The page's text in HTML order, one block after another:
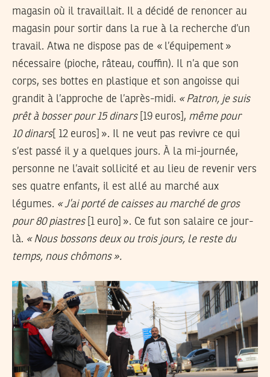
magasin où il travaillait. Il a décidé de renoncer au
magasin pour sortir dans la rue à la recherche d’un
travail. Atwa ne dispose pas de « l’équipement »
nécessaire (pioche, râteau, couffin). Il n’a que son
corps, ses bottes en plastique et son angoisse qui
grandit à l’approche de l’après-midi. « Patron, je suis
prêt à bosser pour 15 dinars[19 euros], même pour
10 dinars[ 12 euros] ». Il ne veut pas revivre ce qui
s’est passé il y a quelques jours. À la mi-journée,
personne ne l’avait sollicité et au lieu de revenir vers
ses quatre enfants, il est allé au marché aux
légumes. « J’ai porté de caisses au marché de gros
pour 80 piastres[1 euro] ». Ce fut son salaire ce jour-
là. « Nous bossons deux ou trois jours, le reste du
temps, nous chômons ».